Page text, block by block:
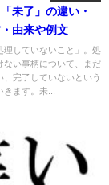
未了」の違い・
由来や例文
理していないこと」。処
ない事柄について、まだ
、完了していないという
ます。未...